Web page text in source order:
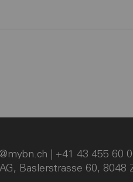
| +41 43 455 60
Baslerstrasse 60, 8048